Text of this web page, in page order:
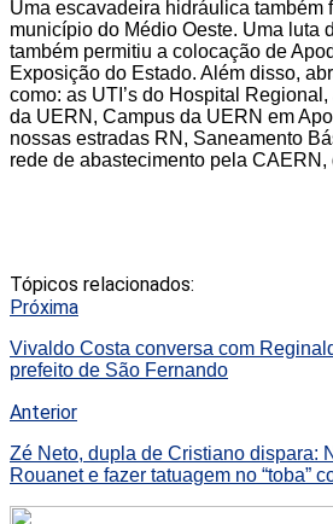
Uma escavadeira hidráulica também
município do Médio Oeste. Uma luta
também permitiu a colocação de
Exposição do Estado. Além disso,
como: as UTI’s do Hospital
da UERN, Campus da UERN em
nossas estradas RN, Saneamento
rede de abastecimento pela CAERN,
Tópicos relacionados:
Próxima
Vivaldo Costa conversa com
prefeito de São Fernando
Anterior
Zé Neto, dupla de Cristiano dispara:
Rouanet e fazer tatuagem no “toba”